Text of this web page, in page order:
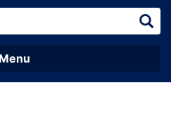
Menu